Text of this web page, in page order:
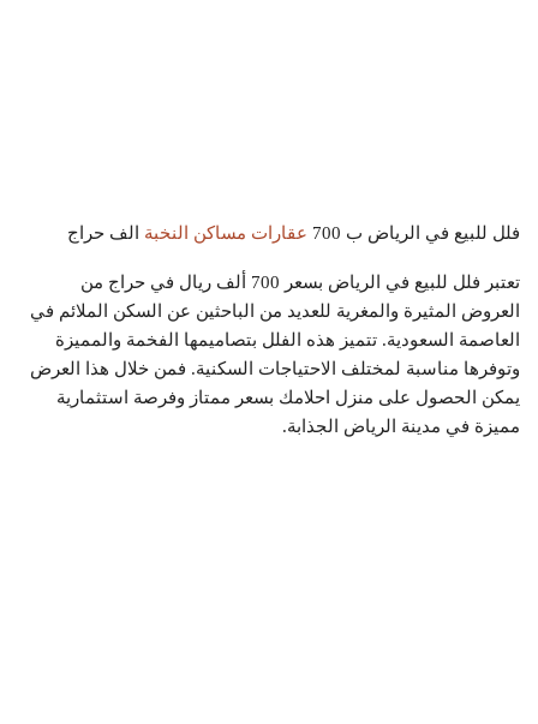
فلل للبيع في الرياض ب 700 عقارات مساكن النخبة الف حراج
تعتبر فلل للبيع في الرياض بسعر 700 ألف ريال في حراج من
العروض المثيرة والمغرية للعديد من الباحثين عن السكن الملائم في
العاصمة السعودية. تتميز هذه الفلل بتصاميمها الفخمة والمميزة
وتوفرها مناسبة لمختلف الاحتياجات السكنية. فمن خلال هذا العرض
يمكن الحصول على منزل احلامك بسعر ممتاز وفرصة استثمارية
مميزة في مدينة الرياض الجذابة.